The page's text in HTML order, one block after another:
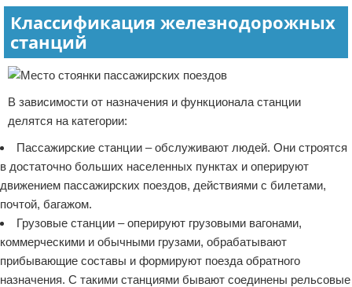
Классификация железнодорожных
станций
В зависимости от назначения и функционала станции
делятся на категории:
Пассажирские станции – обслуживают людей. Они строятся
в достаточно больших населенных пунктах и оперируют
движением пассажирских поездов, действиями с билетами,
почтой, багажом.
Грузовые станции – оперируют грузовыми вагонами,
коммерческими и обычными грузами, обрабатывают
прибывающие составы и формируют поезда обратного
назначения. С такими станциями бывают соединены рельсовые